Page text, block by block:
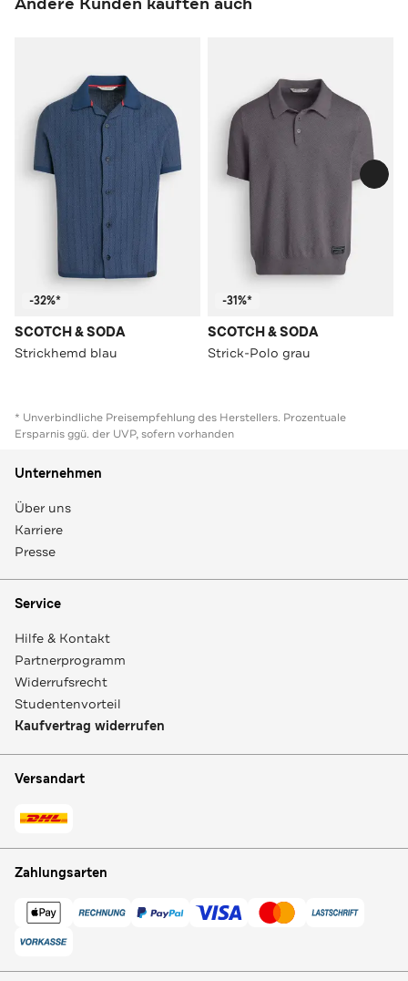
-32%*
SCOTCH & SODA
Strickhemd blau
-31%*
SCOTCH & SODA
Strick-Polo grau
* Unverbindliche Preisempfehlung des Herstellers. Prozentuale
Ersparnis ggü. der UVP, sofern vorhanden
Unternehmen
Über uns
Karriere
Presse
Service
Hilfe & Kontakt
Partnerprogramm
Widerrufsrecht
Studentenvorteil
Kaufvertrag widerrufen
Versandart
Zahlungsarten